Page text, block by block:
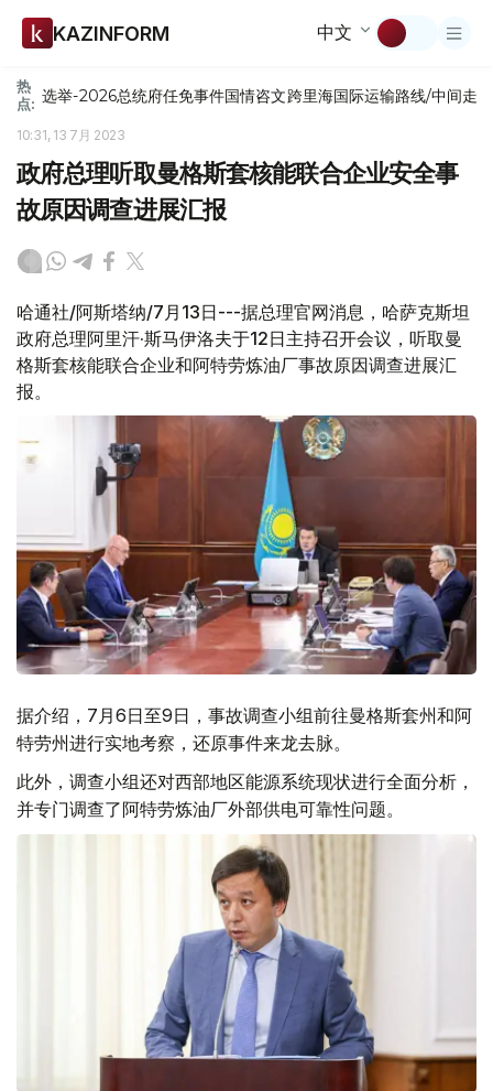
KAZINFORM 中文
热
点: 选举-2026总统府任免事件国情咨文跨里海国际运输路线/中间走廊
10:31, 13 7月 2023
政府总理听取曼格斯套核能联合企业安全事
故原因调查进展汇报
哈通社/阿斯塔纳/7月13日---据总理官网消息，哈萨克斯坦
政府总理阿里汗·斯马伊洛夫于12日主持召开会议，听取曼
格斯套核能联合企业和阿特劳炼油厂事故原因调查进展汇
报。
据介绍，7月6日至9日，事故调查小组前往曼格斯套州和阿
特劳州进行实地考察，还原事件来龙去脉。
此外，调查小组还对西部地区能源系统现状进行全面分析，
并专门调查了阿特劳炼油厂外部供电可靠性问题。